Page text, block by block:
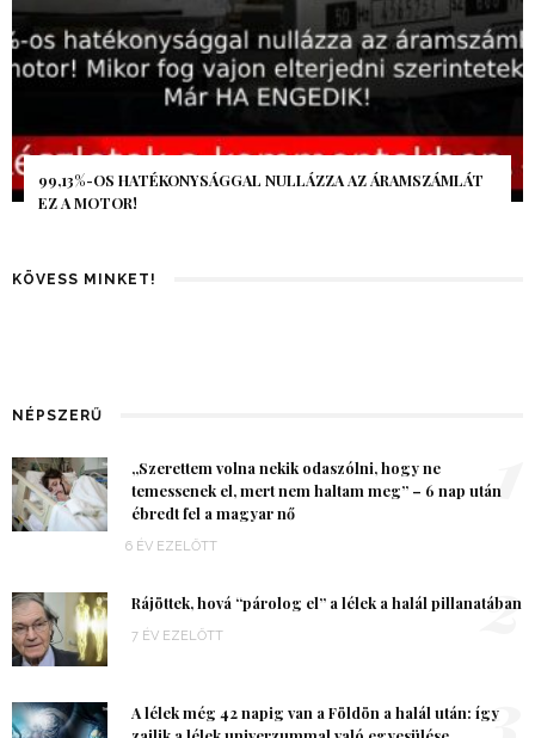
99,13%-OS HATÉKONYSÁGGAL NULLÁZZA AZ ÁRAMSZÁMLÁT
EZ A MOTOR!
KÖVESS MINKET!
NÉPSZERŰ
„Szerettem volna nekik odaszólni, hogy ne
temessenek el, mert nem haltam meg” – 6 nap után
ébredt fel a magyar nő
6 ÉV EZELŐTT
1
Rájöttek, hová “párolog el” a lélek a halál pillanatában
7 ÉV EZELŐTT 2
A lélek még 42 napig van a Földön a halál után: így
3